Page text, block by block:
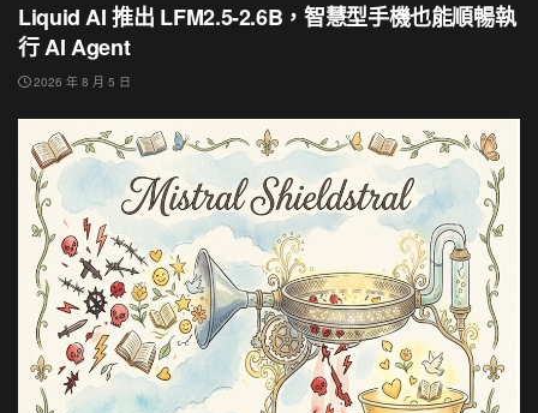
Liquid AI 推出 LFM2.5-2.6B，智慧型手機也能順暢執
行 AI Agent
2026 年 8 月 5 日